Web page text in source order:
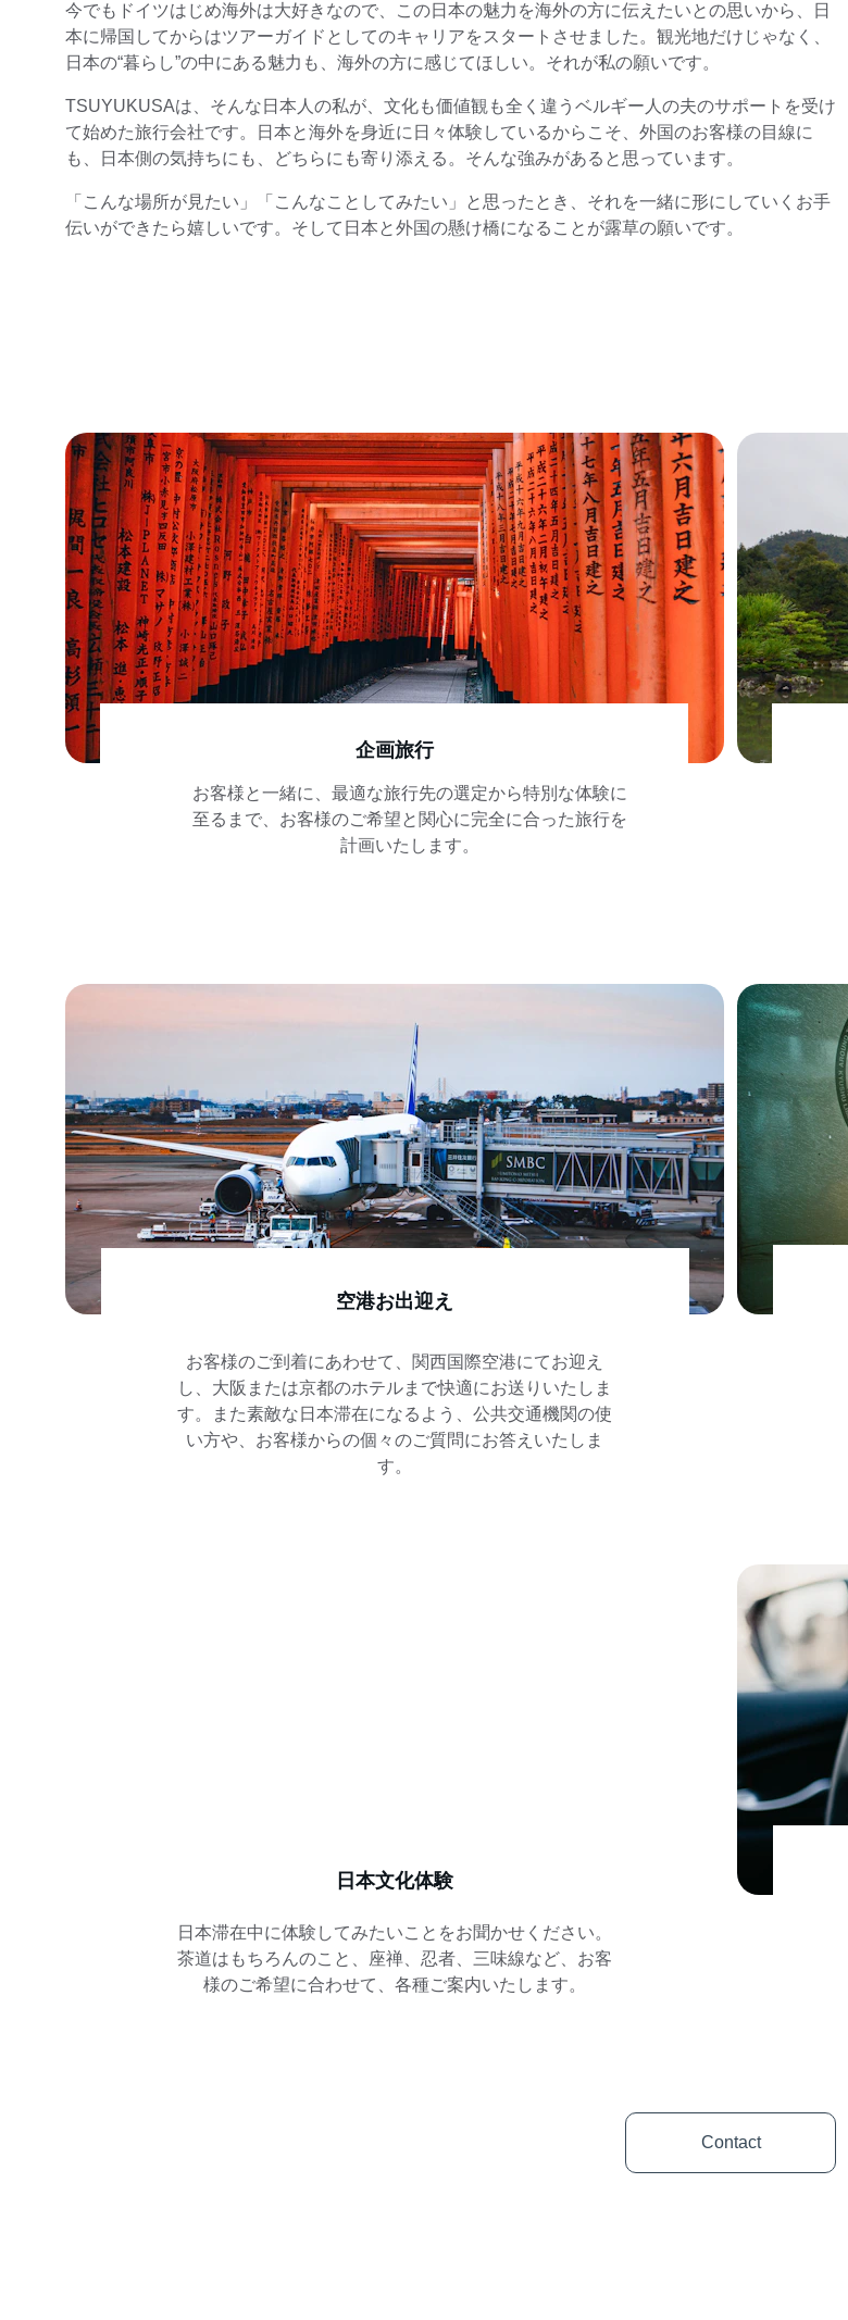
今でもドイツはじめ海外は大好きなので、この日本の魅力を海外の方に伝えたいとの思いから、日
本に帰国してからはツアーガイドとしてのキャリアをスタートさせました。観光地だけじゃなく、
日本の“暮らし”の中にある魅力も、海外の方に感じてほしい。それが私の願いです。
TSUYUKUSAは、そんな日本人の私が、文化も価値観も全く違うベルギー人の夫のサポートを受け
て始めた旅行会社です。日本と海外を身近に日々体験しているからこそ、外国のお客様の目線に
も、日本側の気持ちにも、どちらにも寄り添える。そんな強みがあると思っています。
「こんな場所が見たい」「こんなことしてみたい」と思ったとき、それを一緒に形にしていくお手
伝いができたら嬉しいです。そして日本と外国の懸け橋になることが露草の願いです。
企画旅行
お客様と一緒に、最適な旅行先の選定から特別な体験に
至るまで、お客様のご希望と関心に完全に合った旅行を
計画いたします。
空港お出迎え
お客様のご到着にあわせて、関西国際空港にてお迎え
し、大阪または京都のホテルまで快適にお送りいたしま
す。また素敵な日本滞在になるよう、公共交通機関の使
い方や、お客様からの個々のご質問にお答えいたしま
す。
日本文化体験
日本滞在中に体験してみたいことをお聞かせください。
茶道はもちろんのこと、座禅、忍者、三味線など、お客
様のご希望に合わせて、各種ご案内いたします。
Contact